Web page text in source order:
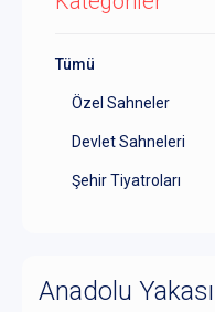
Tümü
Özel Sahneler
Devlet Sahneleri
Şehir Tiyatroları
Anadolu